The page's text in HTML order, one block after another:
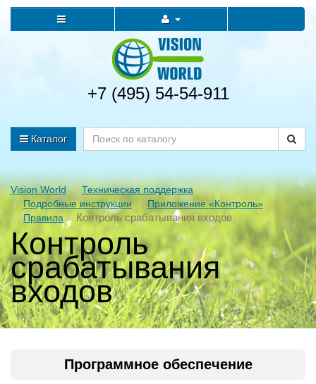
+7 (495) 54-54-911
Каталог
Vision World
Техническая поддержка
Подробные инструкции
Приложение «Контроль»
Правила
Контроль срабатывания входов
Контроль
срабатывания
входов
Программное обеспечение